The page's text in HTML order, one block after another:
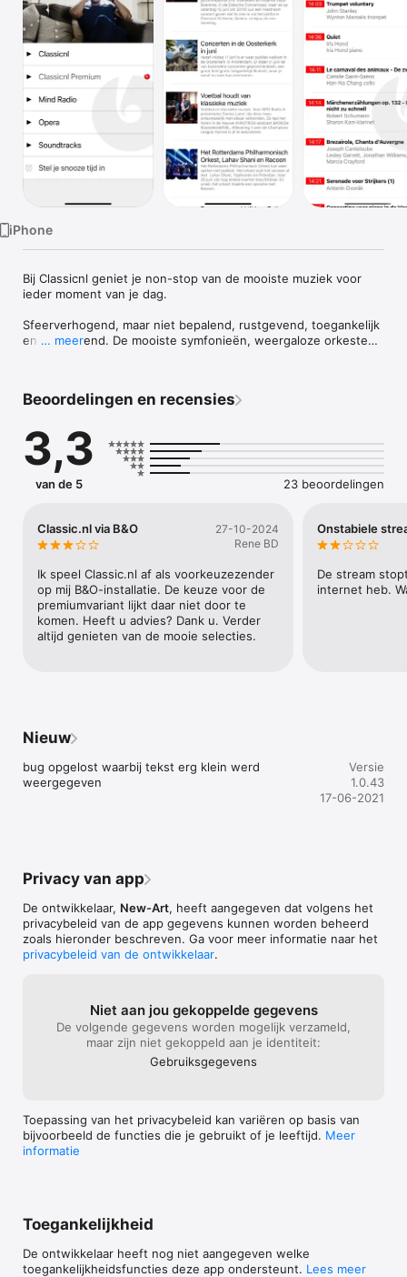
TV
iPhone
Bij Classicnl geniet je non-stop van de mooiste muziek voor
ieder moment van je dag.
Sfeerverhogend, maar niet bepalend, rustgevend, toegankelijk
en inspirerend. De mooiste symfonieën, weergaloze orkesten
naar onze themakanalen, zoals Classicnl Premium: reclamevrij
… meer
Beoordelingen en recensies
3,3
van de 5 23 beoordelingen
Classic.nl via B&O
27-10-2024
Rene BD
Ik speel Classic.nl af als voorkeuzezender
op mij B&O-installatie. De keuze voor de
premiumvariant lijkt daar niet door te
komen. Heeft u advies? Dank u. Verder
altijd genieten van de mooie selecties.
Onstabiele
De stream
internet heb.
Nieuw
bug opgelost waarbij tekst erg klein werd
weergegeven
Versie
1.0.43
17-06-2021
Privacy van app
De ontwikkelaar, New-Art, heeft aangegeven dat volgens het
privacybeleid van de app gegevens kunnen worden beheerd
zoals hieronder beschreven. Ga voor meer informatie naar het
privacybeleid van de ontwikkelaar.
Niet aan jou gekoppelde gegevens
De volgende gegevens worden mogelijk verzameld,
maar zijn niet gekoppeld aan je identiteit:
Gebruiks­gegevens
Toepassing van het privacybeleid kan variëren op basis van
bijvoorbeeld de functies die je gebruikt of je leeftijd. Meer
informatie
Toegankelijkheid
De ontwikkelaar heeft nog niet aangegeven welke
toegankelijkheidsfuncties deze app ondersteunt. Lees meer